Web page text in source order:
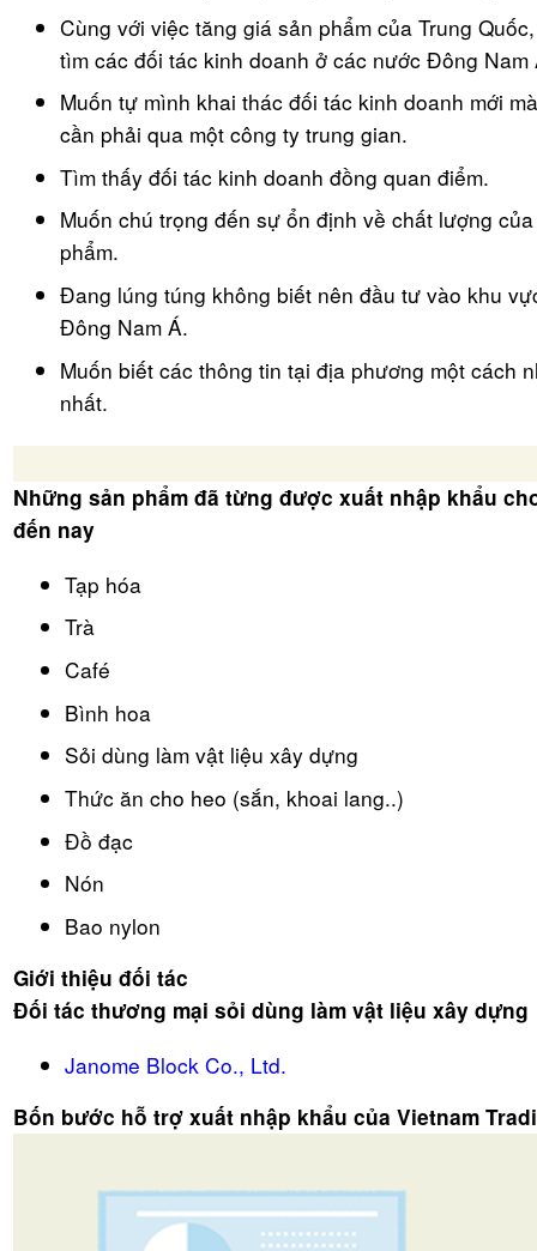
Cùng với việc tăng giá sản phẩm của Trung
tìm các đối tác kinh doanh ở các nước Đông Nam
Muốn tự mình khai thác đối tác kinh doanh mới
cần phải qua một công ty trung gian.
Tìm thấy đối tác kinh doanh đồng quan điểm.
Muốn chú trọng đến sự ổn định về chất lượng
phẩm.
Đang lúng túng không biết nên đầu tư vào khu
Đông Nam Á.
Muốn biết các thông tin tại địa phương một cách
nhất.
Những sản phẩm đã từng được xuất nhập khẩu
đến nay
Tạp hóa
Trà
Café
Bình hoa
Sỏi dùng làm vật liệu xây dựng
Thức ăn cho heo (sắn, khoai lang..)
Đồ đạc
Nón
Bao nylon
Giới thiệu đối tác
Đối tác thương mại sỏi dùng làm vật liệu xây dựng
Janome Block Co., Ltd.
Bốn bước hỗ trợ xuất nhập khẩu của Vietnam